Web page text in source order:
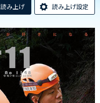
読み上げ 読み上げ設定